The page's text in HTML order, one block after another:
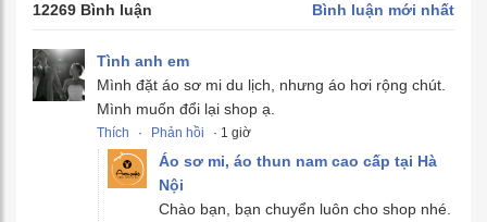
12269 Bình luận Bình luận mới nhất
Tình anh em
Mình đặt áo sơ mi du lịch, nhưng áo hơi rộng chút.
Mình muốn đổi lại shop ạ.
Thích · Phản hồi · 1 giờ
Áo sơ mi, áo thun nam cao cấp tại Hà
Nội
Chào bạn, bạn chuyển luôn cho shop nhé.